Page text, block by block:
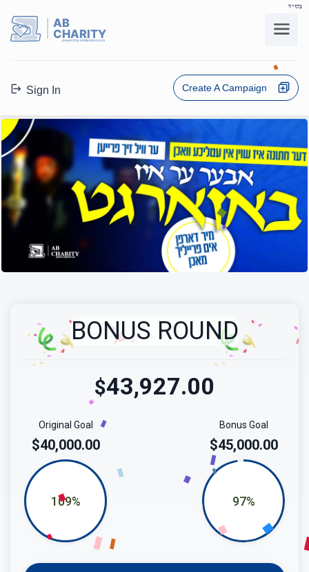
בס"ד
AB
CHARITY
powerd by ahblicklive.com
Sign In Create A Campaign
BONUS ROUND
$43,927.00
Bonus Goal
$45,000.00
97%
Original Goal
$40,000.00
109%